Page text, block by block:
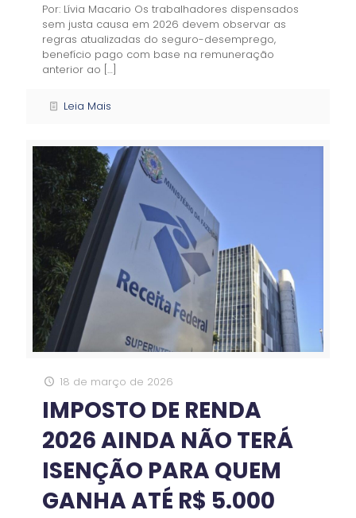
Por: Lívia Macario Os trabalhadores dispensados
sem justa causa em 2026 devem observar as
regras atualizadas do seguro-desemprego,
benefício pago com base na remuneração
anterior ao […]
Leia Mais
18 de março de 2026
IMPOSTO DE RENDA
2026 AINDA NÃO TERÁ
ISENÇÃO PARA QUEM
GANHA ATÉ R$ 5.000